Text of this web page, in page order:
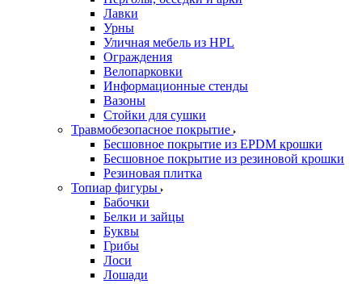
Лавки
Урны
Уличная мебель из HPL
Ограждения
Велопарковки
Информационные стенды
Вазоны
Стойки для сушки
Травмобезопасное покрытие
Бесшовное покрытие из EPDM крошки
Бесшовное покрытие из резиновой крошки
Резиновая плитка
Топиар фигуры
Бабочки
Белки и зайцы
Буквы
Грибы
Лоси
Лошади